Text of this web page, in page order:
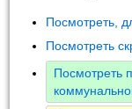
Посмотреть,
Посмотреть
Посмотреть